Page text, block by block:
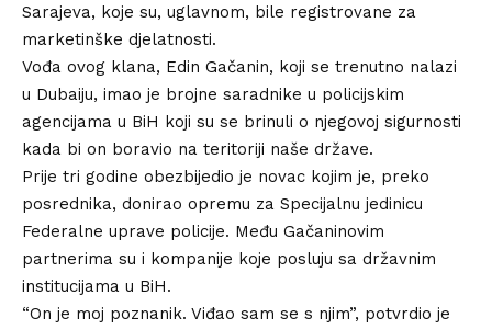
Sarajeva, koje su, uglavnom, bile registrovane za
marketinške djelatnosti.
Vođa ovog klana, Edin Gačanin, koji se trenutno nalazi
u Dubaiju, imao je brojne saradnike u policijskim
agencijama u BiH koji su se brinuli o njegovoj sigurnosti
kada bi on boravio na teritoriji naše države.
Prije tri godine obezbijedio je novac kojim je, preko
posrednika, donirao opremu za Specijalnu jedinicu
Federalne uprave policije. Među Gačaninovim
partnerima su i kompanije koje posluju sa državnim
institucijama u BiH.
“On je moj poznanik. Viđao sam se s njim”, potvrdio je